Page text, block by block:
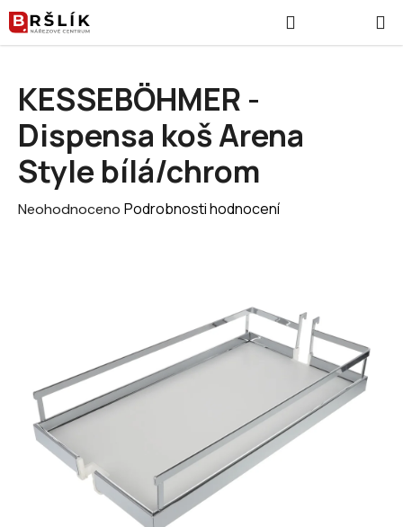
Přejít na obsah
KESSEBÖHMER -
Dispensa koš Arena
Style bílá/chrom
Průměrné hodnocení produktu je 0,0 z 5 hvězdiček.
Neohodnoceno Podrobnosti hodnocení